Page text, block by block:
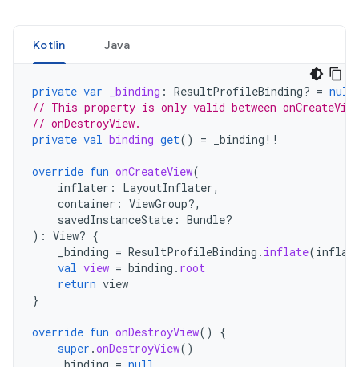
Kotlin Java
private var _binding : ResultProfileBinding? = null
// This property is only valid between
// onDestroyView.
private val binding get() = _binding !!
override fun onCreateView(
inflater : LayoutInflater,
container : ViewGroup?,
savedInstanceState : Bundle?
): View? {
_binding = ResultProfileBinding . inflate(
val view = binding . root
return view
}
override fun onDestroyView()
{
super .onDestroyView()